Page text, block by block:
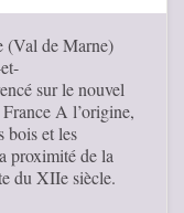
(Val de Marne)
sur le nouvel
A l’origine,
bois et les
proximité de la
du XIIe siècle.